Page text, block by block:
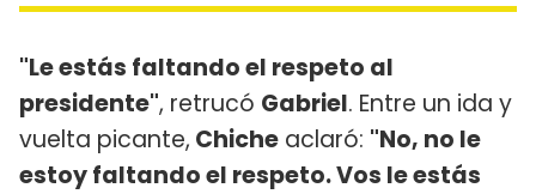
"Le estás faltando el respeto al
presidente", retrucó Gabriel. Entre un ida y
vuelta picante, Chiche aclaró: "No, no le
estoy faltando el respeto. Vos le estás